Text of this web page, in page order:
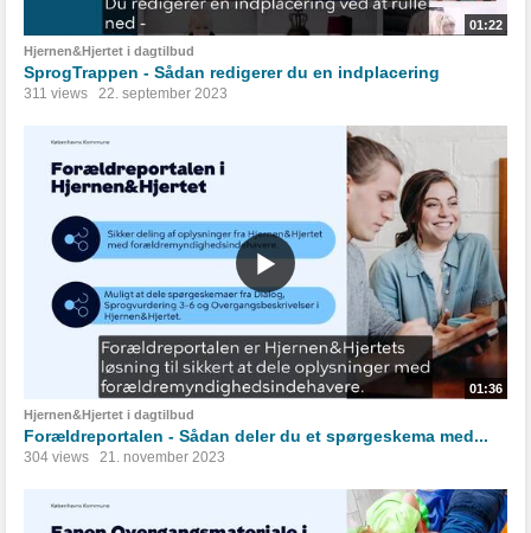
01:22
Hjernen&Hjertet i dagtilbud
SprogTrappen - Sådan redigerer du en indplacering
311 views 22. september 2023
01:36
Hjernen&Hjertet i dagtilbud
Forældreportalen - Sådan deler du et spørgeskema med...
304 views 21. november 2023